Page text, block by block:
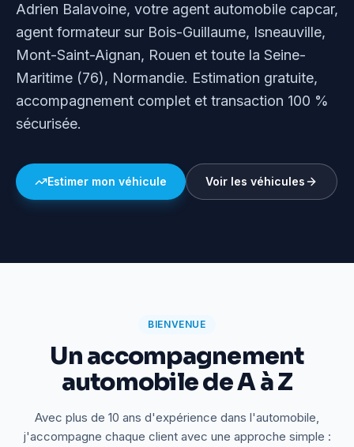
Adrien Balavoine, votre agent automobile capcar,
agent formateur sur Bois-Guillaume, Isneauville,
Mont-Saint-Aignan, Rouen et toute la Seine-
Maritime (76), Normandie. Estimation gratuite,
accompagnement complet et transaction 100 %
sécurisée.
Estimer mon véhicule Voir les véhicules
BIENVENUE
Un accompagnement
automobile de A à Z
Avec plus de 10 ans d'expérience dans l'automobile,
j'accompagne chaque client avec une approche simple :